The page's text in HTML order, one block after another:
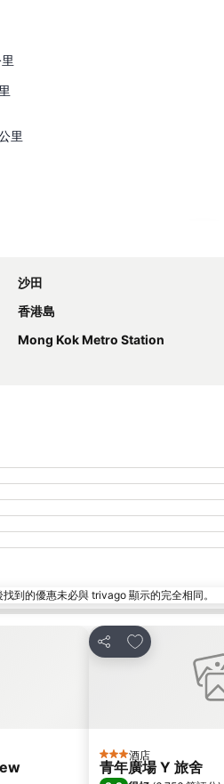
里
沙田
香港島
Mong Kok Metro Station
到的優惠未必與 trivago 顯示的完全相同。
分享
放到收藏夾
3 星級酒店
青年廣場 Y 旅舍